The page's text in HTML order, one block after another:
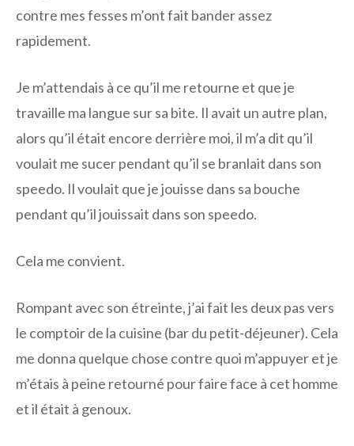
contre mes fesses m’ont fait bander assez
rapidement.
Je m’attendais à ce qu’il me retourne et que je
travaille ma langue sur sa bite. Il avait un autre plan,
alors qu’il était encore derrière moi, il m’a dit qu’il
voulait me sucer pendant qu’il se branlait dans son
speedo. Il voulait que je jouisse dans sa bouche
pendant qu’il jouissait dans son speedo.
Cela me convient.
Rompant avec son étreinte, j’ai fait les deux pas vers
le comptoir de la cuisine (bar du petit-déjeuner). Cela
me donna quelque chose contre quoi m’appuyer et je
m’étais à peine retourné pour faire face à cet homme
et il était à genoux.